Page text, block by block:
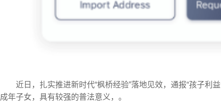
近日，扎实推进新时代“枫桥经验”落地见效，通报“孩子
成年子女，具有较强的普法意义，。